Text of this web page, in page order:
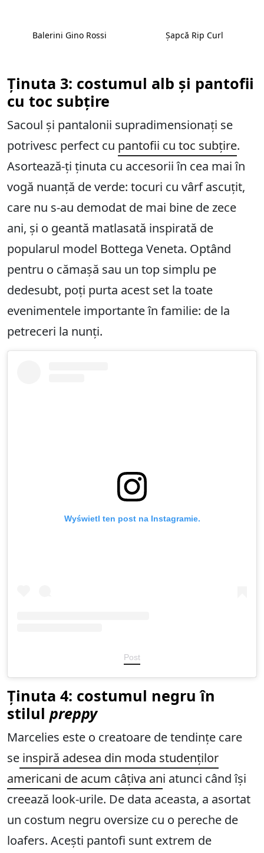
Balerini Gino Rossi Șapcă Rip Curl
Ținuta 3: costumul alb și pantofii
cu toc subțire
Sacoul și pantalonii supradimensionați se
potrivesc perfect cu pantofii cu toc subțire.
Asortează-ți ținuta cu accesorii în cea mai în
vogă nuanță de verde: tocuri cu vârf ascuțit,
care nu s-au demodat de mai bine de zece
ani, și o geantă matlasată inspirată de
popularul model Bottega Veneta. Optând
pentru o cămașă sau un top simplu pe
dedesubt, poți purta acest set la toate
evenimentele importante în familie: de la
petreceri la nunți.
Wyświetl ten post na Instagramie.
Post
Ținuta 4: costumul negru în
stilul preppy
Marcelies este o creatoare de tendințe care
se inspiră adesea din moda studenților
americani de acum câțiva ani atunci când își
creează look-urile. De data aceasta, a asortat
un costum negru oversize cu o pereche de
loafers. Acești pantofi sunt extrem de